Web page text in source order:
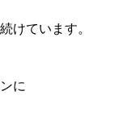
けています。
に